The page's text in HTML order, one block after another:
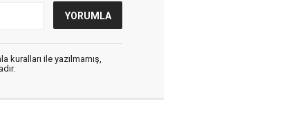
kuralları ile yazılmamış,